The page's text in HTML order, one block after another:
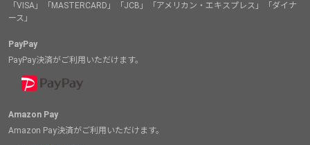
「VISA」「MASTERCARD」「JCB」「アメリカン・エキスプレス」「ダイナ
ース」
PayPay
PayPay決済がご利用いただけます。
Amazon Pay
Amazon Pay決済がご利用いただけます。